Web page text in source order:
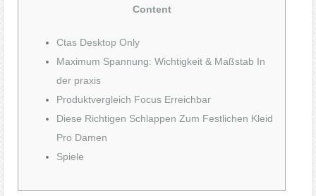
Content
Ctas Desktop Only
Maximum Spannung: Wichtigkeit & Maßstab In
der praxis
Produktvergleich Focus Erreichbar
Diese Richtigen Schlappen Zum Festlichen Kleid
Pro Damen
Spiele